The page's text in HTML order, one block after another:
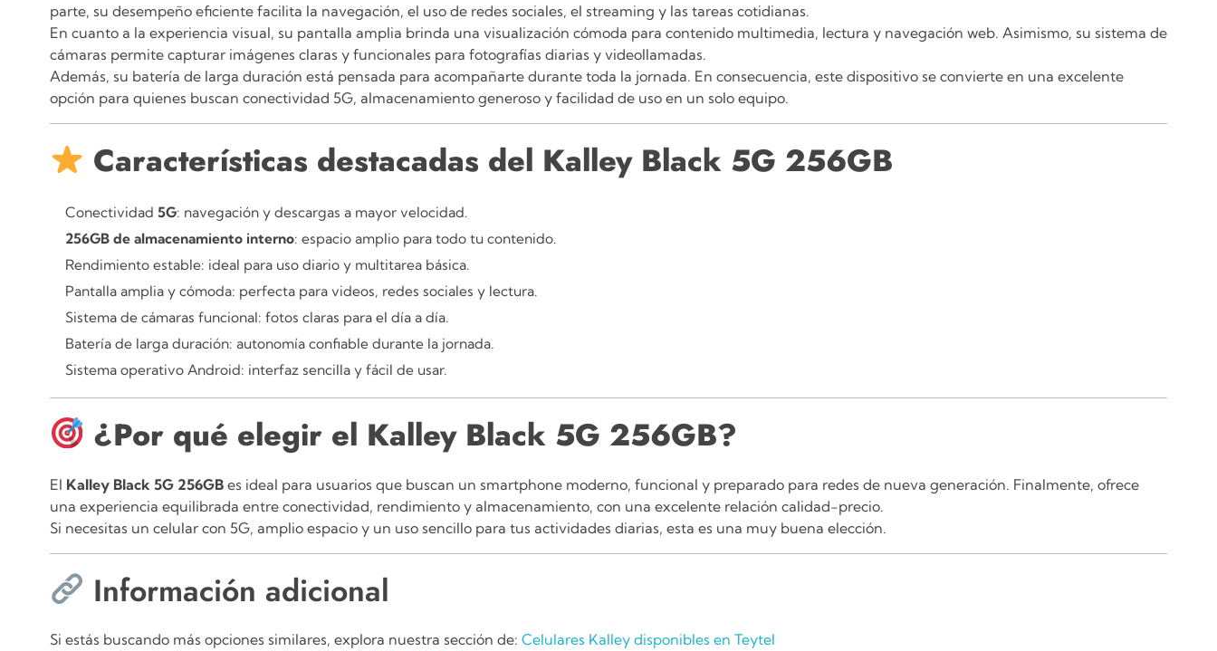
parte, su desempeño eficiente facilita la navegación, el uso de redes sociales, el streaming y las tareas cotidianas.
En cuanto a la experiencia visual, su pantalla amplia brinda una visualización cómoda para contenido multimedia, lectura y navegación web. Asimismo, su sistema de
cámaras permite capturar imágenes claras y funcionales para fotografías diarias y videollamadas.
Además, su batería de larga duración está pensada para acompañarte durante toda la jornada. En consecuencia, este dispositivo se convierte en una excelente
opción para quienes buscan conectividad 5G, almacenamiento generoso y facilidad de uso en un solo equipo.
Características destacadas del Kalley Black 5G 256GB
Conectividad5G: navegación y descargas a mayor velocidad.
256GB de almacenamiento interno: espacio amplio para todo tu contenido.
Rendimiento estable: ideal para uso diario y multitarea básica.
Pantalla amplia y cómoda: perfecta para videos, redes sociales y lectura.
Sistema de cámaras funcional: fotos claras para el día a día.
Batería de larga duración: autonomía confiable durante la jornada.
Sistema operativo Android: interfaz sencilla y fácil de usar.
¿Por qué elegir el Kalley Black 5G 256GB?
El Kalley Black 5G 256GB es ideal para usuarios que buscan un smartphone moderno, funcional y preparado para redes de nueva generación. Finalmente, ofrece
una experiencia equilibrada entre conectividad, rendimiento y almacenamiento, con una excelente relación calidad-precio.
Si necesitas un celular con 5G, amplio espacio y un uso sencillo para tus actividades diarias, esta es una muy buena elección.
Información adicional
Si estás buscando más opciones similares, explora nuestra sección de: Celulares Kalley disponibles en Teytel